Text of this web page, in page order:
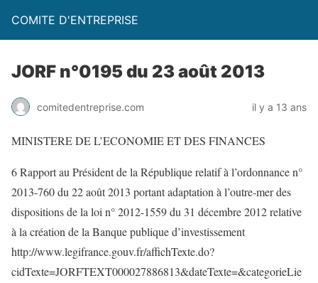
COMITE D'ENTREPRISE
JORF n°0195 du 23 août 2013
comitedentreprise.com il y a 13 ans
MINISTERE DE L’ECONOMIE ET DES FINANCES
6 Rapport au Président de la République relatif à l’ordonnance n°
2013-760 du 22 août 2013 portant adaptation à l’outre-mer des
dispositions de la loi n° 2012-1559 du 31 décembre 2012 relative
à la création de la Banque publique d’investissement
http://www.legifrance.gouv.fr/affichTexte.do?
cidTexte=JORFTEXT000027886813&dateTexte=&categorieLie